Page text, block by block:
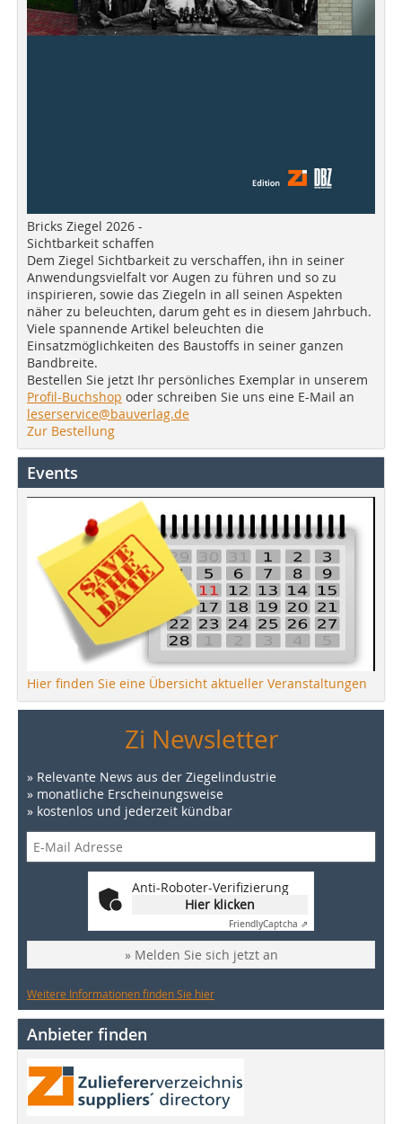
Bricks Ziegel 2026 -
Sichtbarkeit schaffen
Dem Ziegel Sichtbarkeit zu verschaffen, ihn in seiner
Anwendungsvielfalt vor Augen zu führen und so zu
inspirieren, sowie das Ziegeln in all seinen Aspekten
näher zu beleuchten, darum geht es in diesem Jahrbuch.
Viele spannende Artikel beleuchten die
Einsatzmöglichkeiten des Baustoffs in seiner ganzen
Bandbreite.
Bestellen Sie jetzt Ihr persönliches Exemplar in unserem
Profil-Buchshop oder schreiben Sie uns eine E-Mail an
leserservice@bauverlag.de
Zur Bestellung
Events
Hier finden Sie eine Übersicht aktueller Veranstaltungen
Zi Newsletter
» Relevante News aus der Ziegelindustrie
» monatliche Erscheinungsweise
» kostenlos und jederzeit kündbar
Anti-Roboter-Verifizierung
Hier klicken
FriendlyCaptcha ⇗
» Melden Sie sich jetzt an
Weitere Informationen finden Sie hier
Anbieter finden